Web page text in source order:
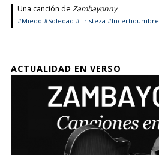
Una canción de Zambayonny
#Miedo #Soledad #Tristeza #Incertidumbre
ACTUALIDAD EN VERSO